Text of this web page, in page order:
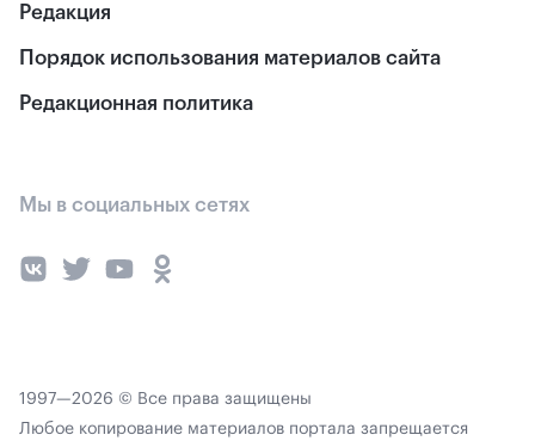
Редакция
Порядок использования материалов сайта
Редакционная политика
Мы в социальных сетях
1997—2026 © Все права защищены
Любое копирование материалов портала запрещается